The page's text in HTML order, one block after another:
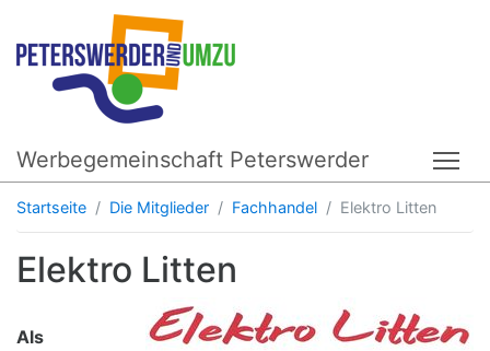
Werbegemeinschaft Peterswerder
Startseite Die Mitglieder Fachhandel Elektro Litten
Elektro Litten
Als